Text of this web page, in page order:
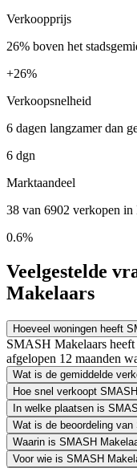
Verkoopprijs
26% boven het
+26%
Verkoopsnelheid
6 dagen langzamer dan
6 dgn
Marktaandeel
38 van 6902 verkopen in
0.6%
Veelgestelde
Makelaars
Hoeveel woningen heeft
SMASH Makelaars
afgelopen 12 maanden
Wat is de gemiddelde
Hoe snel verkoopt
In welke plaatsen is
Wat is de beoordeling
Waarin is SMASH
Voor wie is SMASH